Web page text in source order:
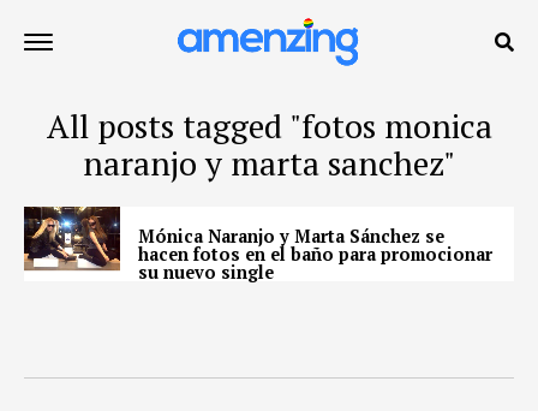
All posts tagged "fotos monica
naranjo y marta sanchez"
Mónica Naranjo y Marta Sánchez se
hacen fotos en el baño para promocionar
su nuevo single